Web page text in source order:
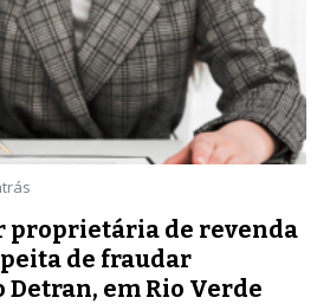
proprietária de revenda
de fraudar
Detran, em Rio Verde